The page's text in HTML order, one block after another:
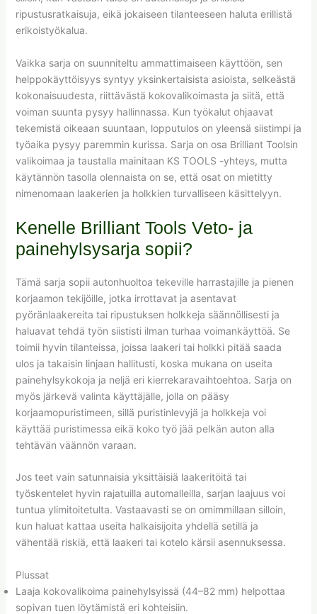
ripustusratkaisuja, eikä jokaiseen tilanteeseen haluta erillistä
erikoistyökalua.
Vaikka sarja on suunniteltu ammattimaiseen käyttöön, sen
helppokäyttöisyys syntyy yksinkertaisista asioista, selkeästä
kokonaisuudesta, riittävästä kokovalikoimasta ja siitä, että
voiman suunta pysyy hallinnassa. Kun työkalut ohjaavat
tekemistä oikeaan suuntaan, lopputulos on yleensä siistimpi ja
työaika pysyy paremmin kurissa. Sarja on osa Brilliant Toolsin
valikoimaa ja taustalla mainitaan KS TOOLS -yhteys, mutta
käytännön tasolla olennaista on se, että osat on mietitty
nimenomaan laakerien ja holkkien turvalliseen käsittelyyn.
Kenelle Brilliant Tools Veto- ja
painehylsysarja sopii?
Tämä sarja sopii autonhuoltoa tekeville harrastajille ja pienen
korjaamon tekijöille, jotka irrottavat ja asentavat
pyöränlaakereita tai ripustuksen holkkeja säännöllisesti ja
haluavat tehdä työn siististi ilman turhaa voimankäyttöä. Se
toimii hyvin tilanteissa, joissa laakeri tai holkki pitää saada
ulos ja takaisin linjaan hallitusti, koska mukana on useita
painehylsykokoja ja neljä eri kierrekaravaihtoehtoa. Sarja on
myös järkevä valinta käyttäjälle, jolla on pääsy
korjaamopuristimeen, sillä puristinlevyjä ja holkkeja voi
käyttää puristimessa eikä koko työ jää pelkän auton alla
tehtävän väännön varaan.
Jos teet vain satunnaisia yksittäisiä laakeritöitä tai
työskentelet hyvin rajatuilla automalleilla, sarjan laajuus voi
tuntua ylimitoitetulta. Vastaavasti se on omimmillaan silloin,
kun haluat kattaa useita halkaisijoita yhdellä setillä ja
vähentää riskiä, että laakeri tai kotelo kärsii asennuksessa.
Plussat
Laaja kokovalikoima painehylsyissä (44–82 mm) helpottaa
sopivan tuen löytämistä eri kohteisiin.